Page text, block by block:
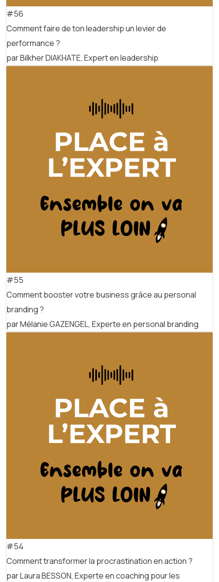
#56
Comment faire de ton leadership un levier de
performance ?
par Bilkher DIAKHATE, Expert en leadership
#55
Comment booster votre business grâce au personal
branding ?
par Mélanie GAZENGEL, Experte en personal branding
#54
Comment transformer la procrastination en action ?
par Laura BESSON, Experte en coaching pour les